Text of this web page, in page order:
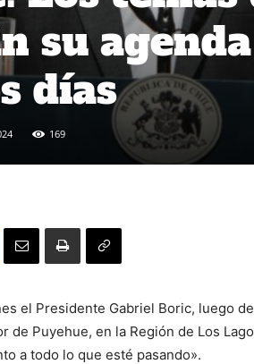
su
días
169
el Presidente Gabriel Boric, luego
de Puyehue, en la Región de Los
a todo lo que esté pasando».